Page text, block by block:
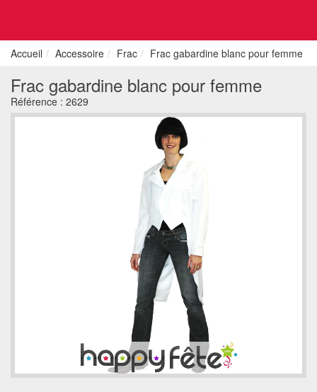
Accueil Accessoire Frac Frac gabardine blanc pour femme
Frac gabardine blanc pour femme
Référence : 2629